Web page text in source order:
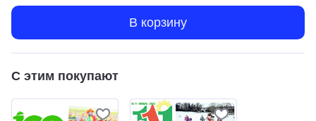
В корзину
С этим покупают